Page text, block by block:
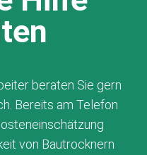
beraten Sie gern
Bereits am Telefon
von Bautrocknern